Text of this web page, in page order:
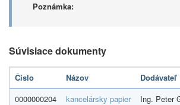
Poznámka:
Súvisiace dokumenty
Číslo Názov Dodávateľ
0000000204
kancelársky papier Ing. Peter